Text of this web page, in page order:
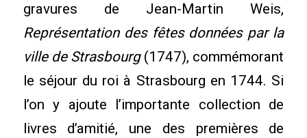
gravures de Jean-Martin Weis,
Représentation des fêtes données par la
ville de Strasbourg (1747), commémorant
le séjour du roi à Strasbourg en 1744. Si
l’on y ajoute l’importante collection de
livres d’amitié, une des premières de